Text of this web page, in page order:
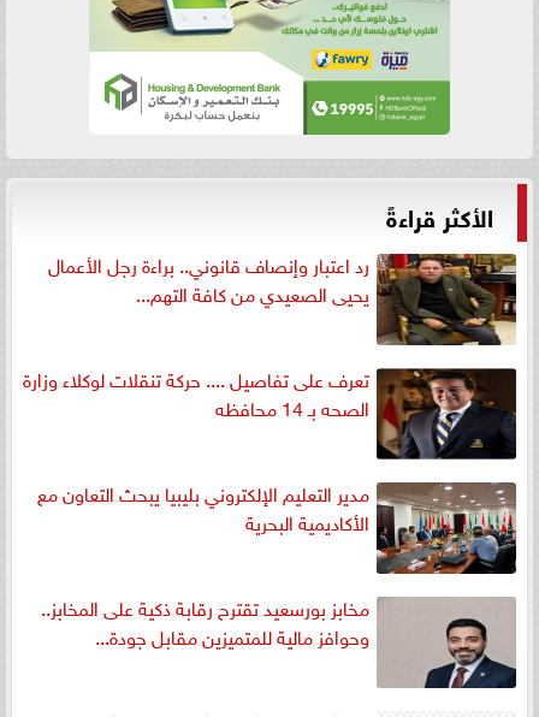
الأكثر قراءةً
رد اعتبار وإنصاف قانوني.. براءة رجل الأعمال
يحيى الصعيدي من كافة التهم...
تعرف على تفاصيل .... حركة تنقلات لوكلاء وزارة
الصحه بـ 14 محافظه
مدير التعليم الإلكتروني بليبيا يبحث التعاون مع
الأكاديمية البحرية
مخابز بورسعيد تقترح رقابة ذكية على المخابز..
وحوافز مالية للمتميزين مقابل جودة...